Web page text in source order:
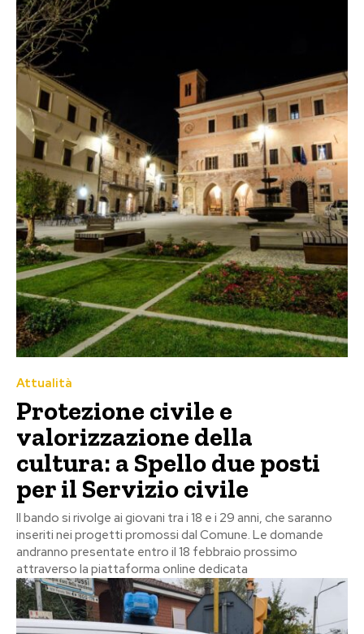
Attualità
Protezione civile e
valorizzazione della
cultura: a Spello due posti
per il Servizio civile
Il bando si rivolge ai giovani tra i 18 e i 29 anni, che saranno
inseriti nei progetti promossi dal Comune. Le domande
andranno presentate entro il 18 febbraio prossimo
attraverso la piattaforma online dedicata